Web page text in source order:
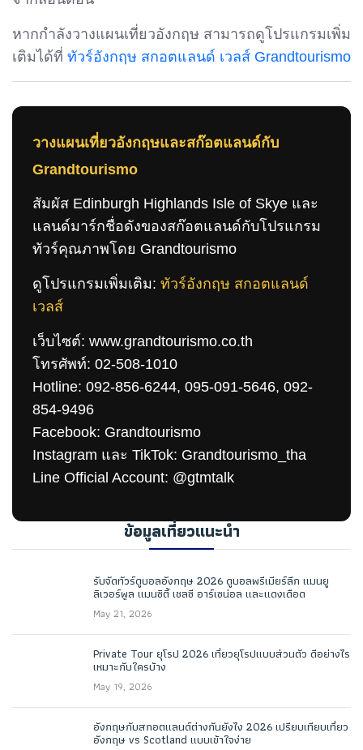
หากกำลังวางแผนเที่ยวอังกฤษ สามารถดูโปรแกรมเพิ่ม
เติมได้ที่ ทัวร์อังกฤษ สกอตแลนด์ เวลส์ Grandtourismo
วางแผนเที่ยวอังกฤษและสก๊อตแลนด์กับ
Grandtourismo
สัมผัส Edinburgh Highlands Isle of Skye และ
แลนด์มาร์กชื่อดังของสก๊อตแลนด์กับโปรแกรม
ทัวร์คุณภาพโดย Grandtourismo
ดูโปรแกรมเพิ่มเติม: ทัวร์อังกฤษ สกอตแลนด์
เวลส์
เว็บไซต์: www.grandtourismo.co.th
โทรศัพท์: 02-508-1010
Hotline: 092-856-6244, 095-091-5646, 092-
854-9496
Facebook: Grandtourismo
Instagram และ TikTok: Grandtourismo_tha
Line Official Account: @gtmtalk
ข้อมูลเที่ยวแนะนำ
รับจัดทัวร์ดูบอลอังกฤษ 2026 ดูบอลพรีเมียร์ลีก แมนยู
ลิเวอร์พูล แมนซิตี้ เชลซี อาร์เซน่อล และแดงเดือด
May 21, 2026
Private Tour ยุโรป 2026 เที่ยวยุโรปแบบส่วนตัว ดีอย่างไร
เหมาะกับใครบ้าง
May 19, 2026
อังกฤษกับสกอตแลนด์ต่างกันยังไง 2026 เปรียบเทียบเที่ยว
อังกฤษ vs Scotland แบบเข้าใจง่าย